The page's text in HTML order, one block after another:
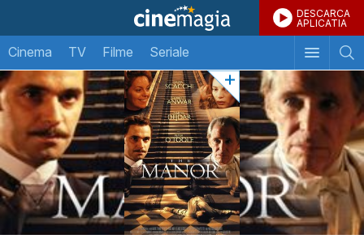
DESCARCA
APLICATIA
Cinema TV Filme Seriale